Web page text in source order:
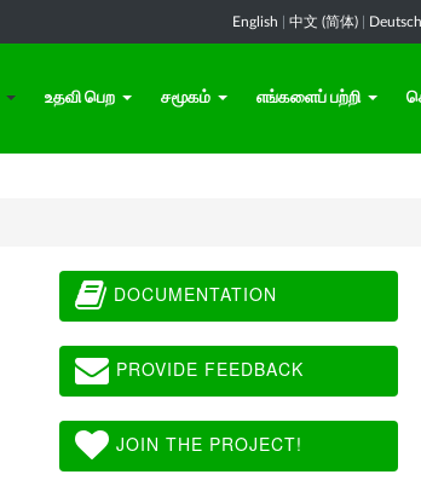
English 中文 (简体) Deutsch
உதவி பெற சமூகம் எங்களைப் பற்றி
DOCUMENTATION
PROVIDE FEEDBACK
JOIN THE PROJECT!